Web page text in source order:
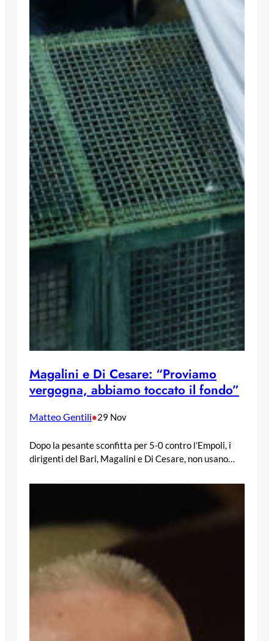
Magalini e Di Cesare: “Proviamo
vergogna, abbiamo toccato il fondo”
Matteo Gentili•29 Nov
Dopo la pesante sconfitta per 5-0 contro l’Empoli, i
dirigenti del Bari, Magalini e Di Cesare, non usano…